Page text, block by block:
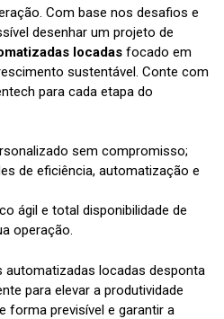
Com base nos desafios e
desenhar um projeto de
locadas focado em
sustentável. Conte com
para cada etapa do
sem compromisso;
de eficiência, automatização e
ágil e total disponibilidade de
operação.
automatizadas locadas desponta
para elevar a produtividade
forma previsível e garantir a